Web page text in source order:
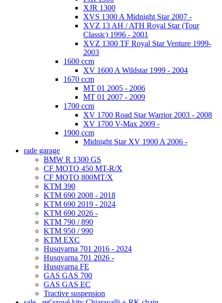
XJR 1300
XVS 1300 A Midnight Star 2007 -
XVZ 13 AH / ATH Royal Star (Tour
Classic) 1996 - 2001
XVZ 1300 TF Royal Star Venture 1999-
2003
1600 ccm
XV 1600 A Wildstar 1999 - 2004
1670 ccm
MT 01 2005 - 2006
MT 01 2007 - 2009
1700 ccm
XV 1700 Road Star Warrior 2003 - 2008
XV 1700 V-Max 2009 -
1900 ccm
Midnight Star XV 1900 A 2006 -
rade garage
BMW R 1300 GS
CF MOTO 450 MT-R/X
CF MOTO 800MT/X
KTM 390
KTM 690 2008 - 2018
KTM 690 2019 - 2024
KTM 690 2026 -
KTM 790 / 890
KTM 950 / 990
KTM EXC
Husqvarna 701 2016 - 2024
Husqvarna 701 2026 -
Husqvarna FE
GAS GAS 700
GAS GAS EC
Tractive suspension